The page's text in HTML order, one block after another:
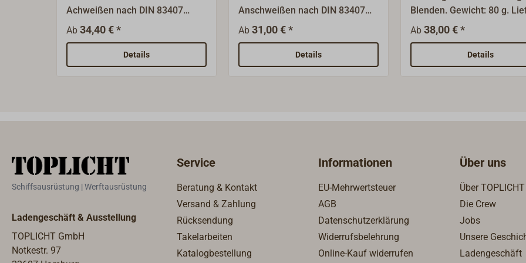
Achweißen nach DIN 83407
Form A. Lieferumfang:
Augenschraube und Korbmutter
aus Edelstahl, Anschweißplatten
aus Stahl, Edelstahl-Bolzen und
Ab 34,40 € *
Details
Anschweißen nach DIN 83407
Form A. Lieferumfang:
Augenschraube und Korbmutter
aus Messing, Anschweißplatten
aus Stahl, Edelstahl-Bolzen und
Ab 31,00 € *
Details
Blenden. Gewicht: 80 g.
in Messing oder Messing
verchromt.
Ab 38,00 € *
Details
Schiffsausrüstung | Werftausrüstung
Ladengeschäft & Ausstellung
TOPLICHT GmbH
Notkestr. 97
Service
Beratung & Kontakt
Versand & Zahlung
Rücksendung
Takelarbeiten
Katalogbestellung
Informationen
EU-Mehrwertsteuer
AGB
Datenschutzerklärung
Widerrufsbelehrung
Online-Kauf widerrufen
Über uns
Über TOPLICHT
Die Crew
Jobs
Unsere
Ladengeschäft